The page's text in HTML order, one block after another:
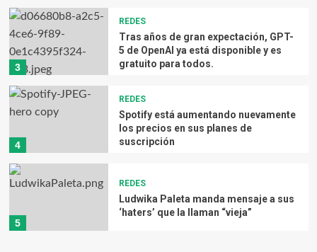
Ni caminata, ni gimnasio, ni bici: el ejercicio
clave para cuidar el corazón y mejorar la
circulación
August 6, 2026
DON OMAR ARRASA EN EUROPA: MÁS DE 120
MIL BOLETOS VENDIDOS EN MENOS DE 24
HORAS
3
REDES
Tras años de gran expectación, GPT-
5 de OpenAI ya está disponible y es
gratuito para todos.
4
REDES
Spotify está aumentando nuevamente
los precios en sus planes de
suscripción
5
REDES
Ludwika Paleta manda mensaje a sus
‘haters’ que la llaman “vieja”